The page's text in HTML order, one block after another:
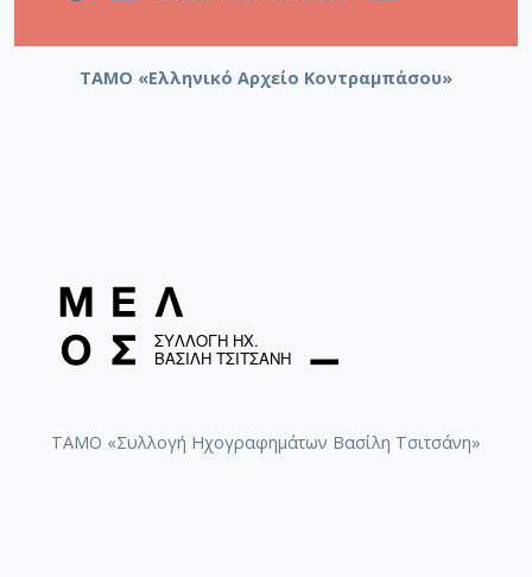
ΤΑΜΟ «Ελληνικό Αρχείο Κοντραμπάσου»
ΤΑΜΟ «Συλλογή Ηχογραφημάτων Βασίλη Τσιτσάνη»